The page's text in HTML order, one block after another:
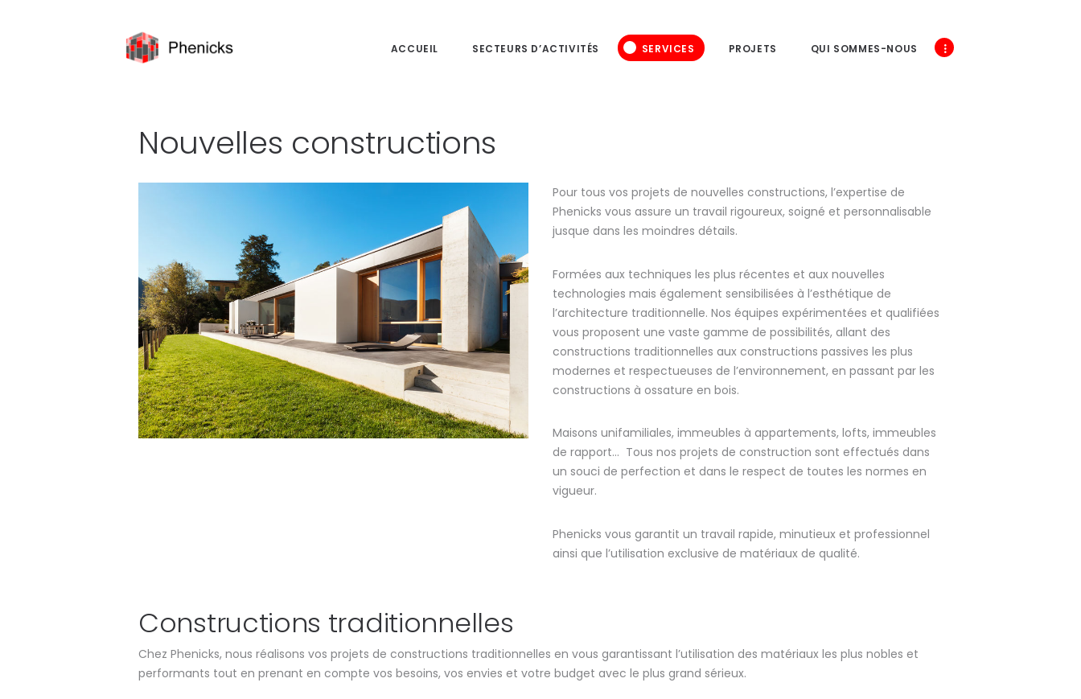
ACCUEIL SECTEURS D’ACTIVITÉS SERVICES PROJETS QUI SOMMES-NOUS
SERVICES
QUI SOMMES-NOUS
JOBS
CONTACTS
Nouvelles constructions
Pour tous vos projets de nouvelles constructions, l’expertise de
Phenicks vous assure un travail rigoureux, soigné et personnalisable
jusque dans les moindres détails.
Formées aux techniques les plus récentes et aux nouvelles
technologies mais également sensibilisées à l’esthétique de
l’architecture traditionnelle. Nos équipes expérimentées et qualifiées
vous proposent une vaste gamme de possibilités, allant des
constructions traditionnelles aux constructions passives les plus
modernes et respectueuses de l’environnement, en passant par les
constructions à ossature en bois.
Maisons unifamiliales, immeubles à appartements, lofts, immeubles
de rapport… Tous nos projets de construction sont effectués dans
un souci de perfection et dans le respect de toutes les normes en
vigueur.
Phenicks vous garantit un travail rapide, minutieux et professionnel
ainsi que l’utilisation exclusive de matériaux de qualité.
Constructions traditionnelles
Chez Phenicks, nous réalisons vos projets de constructions traditionnelles en vous garantissant l’utilisation des matériaux les plus nobles et
performants tout en prenant en compte vos besoins, vos envies et votre budget avec le plus grand sérieux.